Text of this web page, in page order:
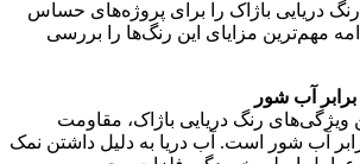
رنگ دریایی باژاک را برای پروژه‌های حساس
مهم‌ترین مزایای این رنگ‌ها را بررسی
آب شور
ویژگی‌های رنگ دریایی باژاک، مقاومت
آب شور است. آب دریا به دلیل داشتن نمک